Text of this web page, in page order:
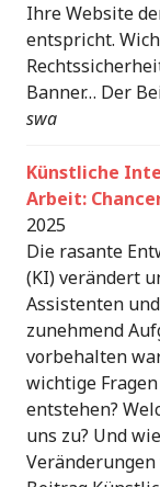
Ihre Website
entspricht.
Banner… Der
swa
Künstliche
Arbeit:
2025
Die rasante
(KI) verändert
Assistenten
zunehmend
vorbehalten
wichtige
entstehen?
uns zu? Und